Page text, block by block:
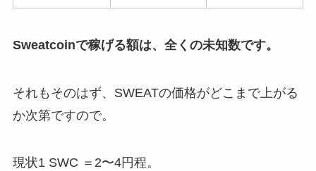
Sweatcoinで稼げる額は、全くの未知数です。
それもそのはず、SWEATの価格がどこまで上がる
か次第ですので。
現状1 SWC ＝2〜4円程。